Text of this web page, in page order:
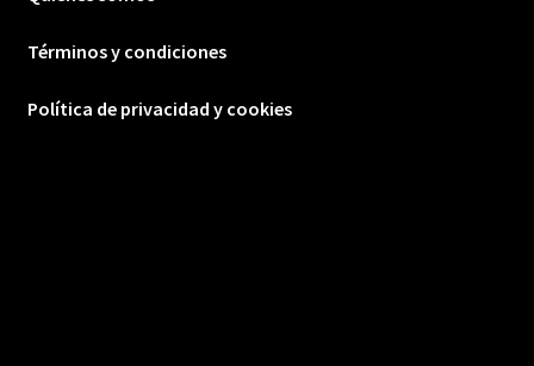
Términos y condiciones
Política de privacidad y cookies